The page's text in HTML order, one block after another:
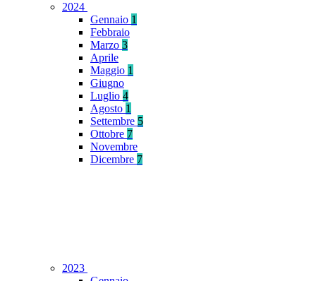
2024
Gennaio 1
Febbraio
Marzo 3
Aprile
Maggio 1
Giugno
Luglio 4
Agosto 1
Settembre 5
Ottobre 7
Novembre
Dicembre 7
2023